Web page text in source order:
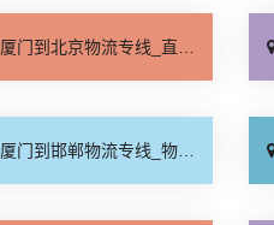
厦门到北京物流专线_直达不中转「送货到门」
厦门到邯郸物流专线_物流拼车「全境配送」